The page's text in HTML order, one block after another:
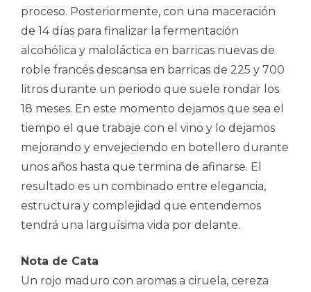
proceso. Posteriormente, con una maceración
de 14 días para finalizar la fermentación
alcohólica y maloláctica en barricas nuevas de
roble francés descansa en barricas de 225 y 700
litros durante un periodo que suele rondar los
18 meses. En este momento dejamos que sea el
tiempo el que trabaje con el vino y lo dejamos
mejorando y envejeciendo en botellero durante
unos años hasta que termina de afinarse. El
resultado es un combinado entre elegancia,
estructura y complejidad que entendemos
tendrá una larguísima vida por delante.
Nota de Cata
Un rojo maduro con aromas a ciruela, cereza